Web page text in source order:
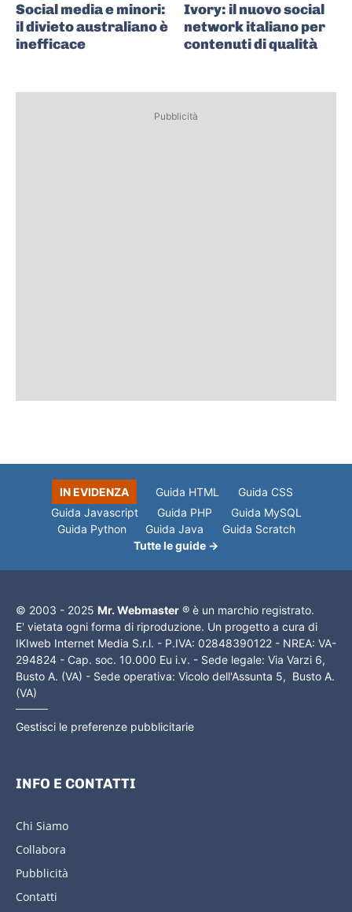
Social media e minori:
il divieto australiano è
inefficace
Ivory: il nuovo social
network italiano per
contenuti di qualità
Pubblicità
IN EVIDENZA Guida HTML
Guida CSS
Guida Javascript
Guida PHP
Guida MySQL
Guida Python
Guida Java
Guida Scratch
Tutte le guide →
© 2003 - 2025 Mr. Webmaster ® è un marchio registrato.
E' vietata ogni forma di riproduzione. Un progetto a cura di
IKIweb Internet Media S.r.l. - P.IVA: 02848390122 - NREA: VA-
294824 - Cap. soc. 10.000 Eu i.v. - Sede legale: Via Varzi 6,
Busto A. (VA) - Sede operativa: Vicolo dell'Assunta 5, Busto A.
(VA)
Gestisci le preferenze pubblicitarie
INFO E CONTATTI
Chi Siamo
Collabora
Pubblicità
Contatti